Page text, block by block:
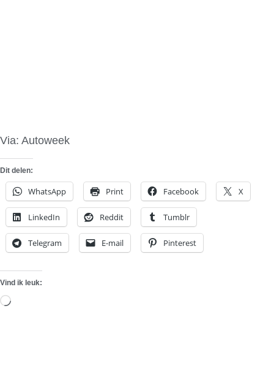
Via: Autoweek
Dit delen:
WhatsApp Print Facebook X
LinkedIn Reddit Tumblr
Telegram E-mail Pinterest
Vind ik leuk:
Aan